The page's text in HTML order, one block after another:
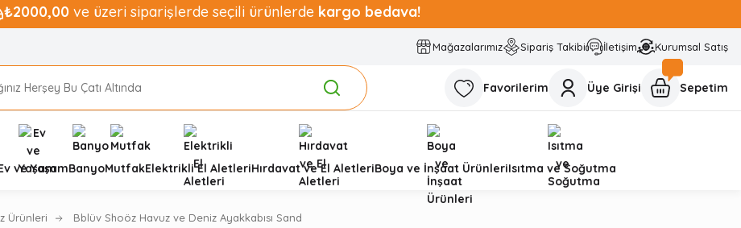
₺2000,00ve üzeri siparişlerde seçili ürünlerde kargo bedava!
Mağazalarımız Sipariş Takibi İletişim Kurumsal Satış
Favorilerim Üye Girişi Sepetim
ve YaşamBanyoMutfakElektrikli El AletleriHırdavat ve El AletleriBoya ve İnşaat ÜrünleriIsıtma ve Soğutma
Ürünleri Bblüv Shoöz Havuz ve Deniz Ayakkabısı Sand